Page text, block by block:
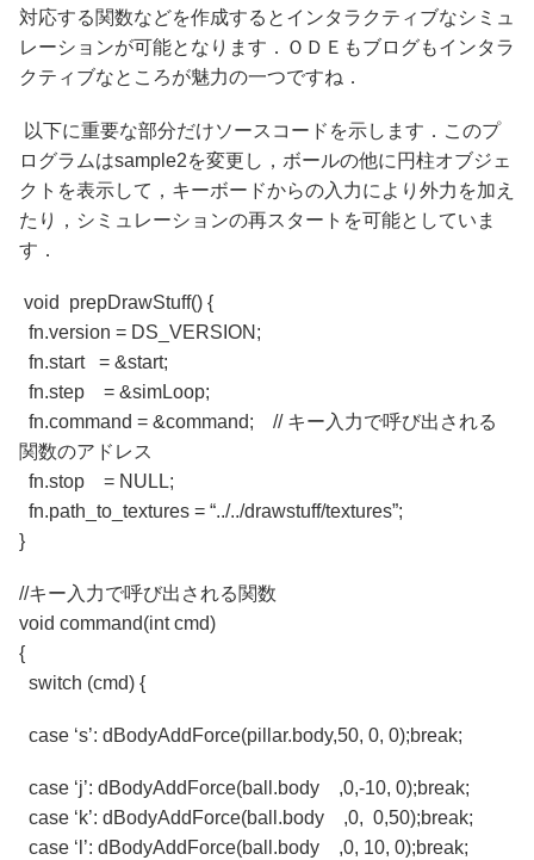
対応する関数などを作成するとインタラクティブなシミュ
レーションが可能となります．ＯＤＥもブログもインタラ
クティブなところが魅力の一つですね．
以下に重要な部分だけソースコードを示します．このプ
ログラムはsample2を変更し，ボールの他に円柱オブジェ
クトを表示して，キーボードからの入力により外力を加え
たり，シミュレーションの再スタートを可能としていま
す．
void prepDrawStuff() {
fn.version = DS_VERSION;
fn.start = &start;
fn.step = &simLoop;
fn.command = &command; // キー入力で呼び出される
関数のアドレス
fn.stop = NULL;
fn.path_to_textures = “../../drawstuff/textures”;
}
//キー入力で呼び出される関数
void command(int cmd)
{
switch (cmd) {
case ‘s’: dBodyAddForce(pillar.body,50, 0, 0);break;
case ‘j’: dBodyAddForce(ball.body ,0,-10, 0);break;
case ‘k’: dBodyAddForce(ball.body ,0, 0,50);break;
case ‘l’: dBodyAddForce(ball.body ,0, 10, 0);break;